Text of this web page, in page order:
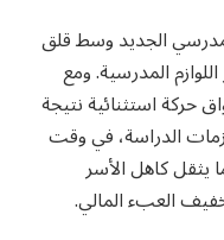
الجديد وسط قلق
المدرسية. ومع
حركة استثنائية نتيجة
الدراسة، في وقت
يثقل كاهل الأسر
العبء المالي.